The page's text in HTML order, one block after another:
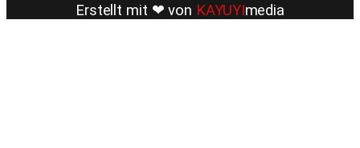
Erstellt mit ❤ von KAYUYImedia